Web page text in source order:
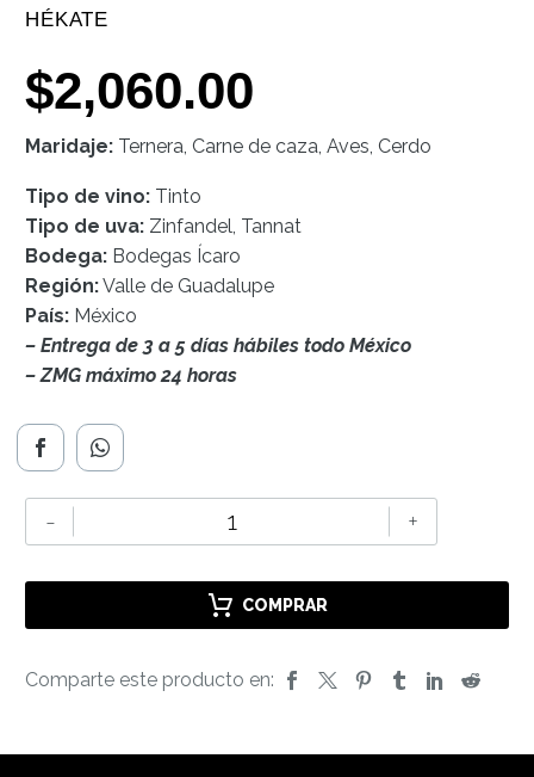
HÉKATE
$2,060.00
Maridaje: Ternera, Carne de caza, Aves, Cerdo
Tipo de vino: Tinto
Tipo de uva: Zinfandel, Tannat
Bodega: Bodegas Ícaro
Región:Valle de Guadalupe
País: México
– Entrega de 3 a 5 días hábiles todo México
– ZMG máximo 24 horas
-
Hékate
cantidad
+
COMPRAR
Comparte este producto en: